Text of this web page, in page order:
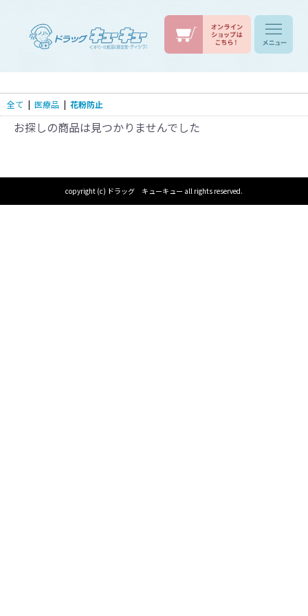
全て | 医療品 | 花粉防止
お探しの商品は見つかりませんでした
copyright (c) ドラッグ キューキュー all rights reserved.